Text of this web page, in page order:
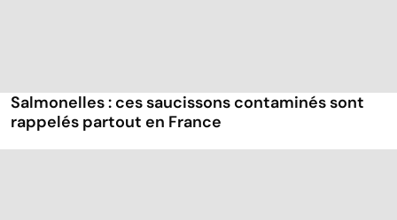
Salmonelles : ces saucissons contaminés sont
rappelés partout en France